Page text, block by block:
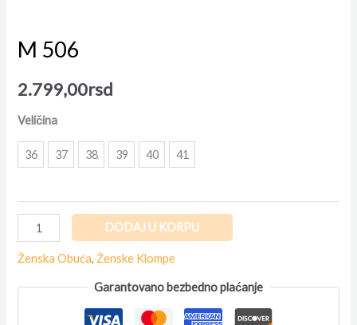
M 506
2.799,00rsd
Veličina
36 37 38 39 40 41
DODAJ U KORPU
Ženska Obuća, Ženske Klompe
Garantovano bezbedno plaćanje